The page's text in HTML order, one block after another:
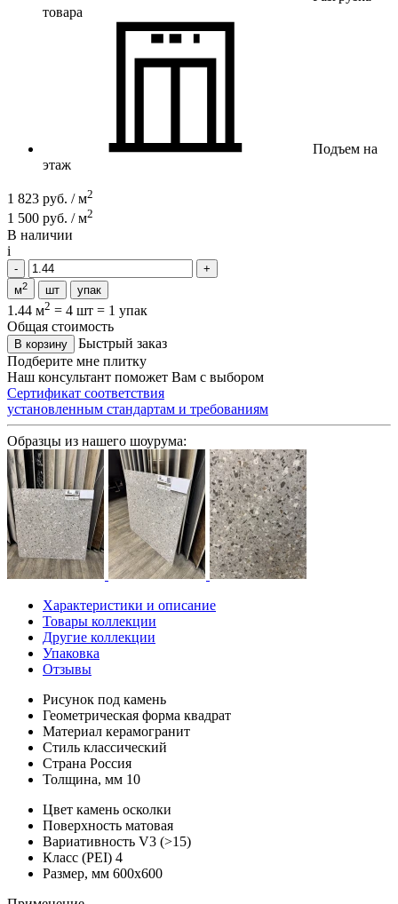
товара
Подъем на
этаж
1 823 руб. / м2
1 500 руб. / м2
В наличии
i
м2 шт упак
1.44 м2 = 4 шт = 1 упак
Общая стоимость
В корзину
Быстрый заказ
Подберите мне плитку
Наш консультант поможет Вам с выбором
Сертификат соответствия
установленным стандартам и требованиям
Образцы из нашего шоурума:
Характеристики и описание
Товары коллекции
Другие коллекции
Упаковка
Отзывы
Рисунок под камень
Геометрическая форма квадрат
Материал керамогранит
Стиль классический
Страна Россия
Толщина, мм 10
Цвет камень осколки
Поверхность матовая
Вариативность V3 (>15)
Класс (PEI) 4
Размер, мм 600х600